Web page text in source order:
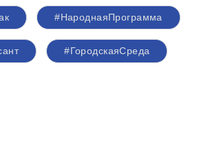
#НароднаяПрограмма
#ГородскаяСреда